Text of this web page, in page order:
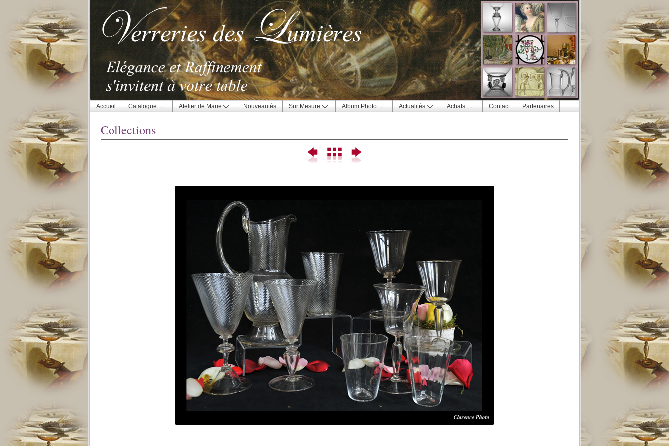
Accueil Catalogue Atelier de Marie Nouveautés Sur Mesure Album Photo Actualités Achats Contact Partenaires
Collections